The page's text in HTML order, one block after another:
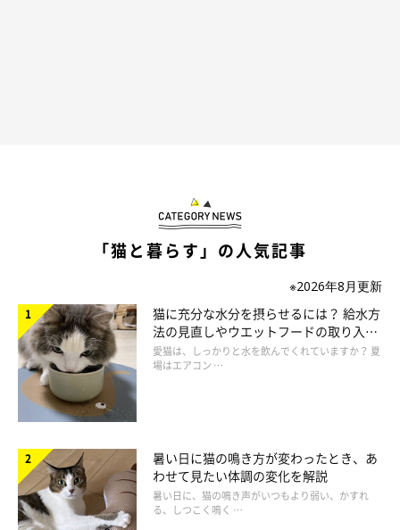
「猫と暮らす」の人気記事
※2026年8月更新
猫に充分な水分を摂らせるには？ 給水方
法の見直しやウエットフードの取り入れ
方を解説
愛猫は、しっかりと水を飲んでくれていますか？ 夏
場はエアコン …
暑い日に猫の鳴き方が変わったとき、あ
わせて見たい体調の変化を解説
暑い日に、猫の鳴き声がいつもより弱い、かすれ
る、しつこく鳴く …